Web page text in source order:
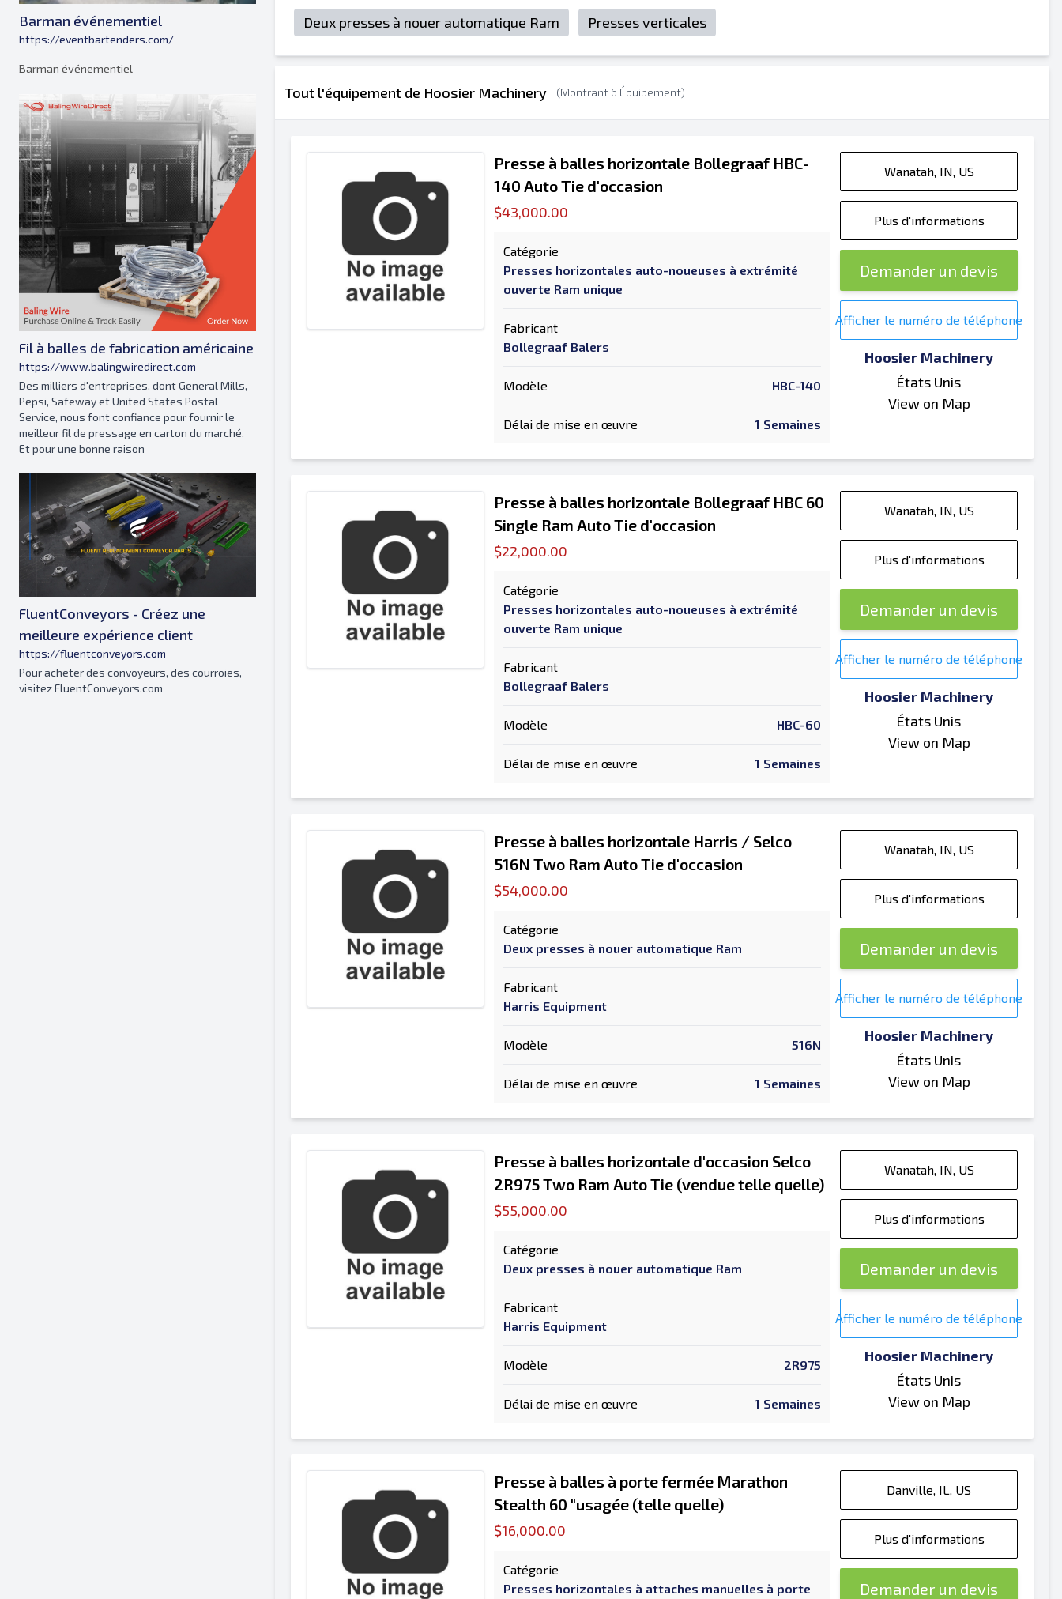
Barman événementiel
https://eventbartenders.com/
Barman événementiel
Fil à balles de fabrication américaine
https://www.balingwiredirect.com
Des milliers d'entreprises, dont General Mills,
Pepsi, Safeway et United States Postal
Service, nous font confiance pour fournir le
meilleur fil de pressage en carton du marché.
Et pour une bonne raison
FluentConveyors - Créez une
meilleure expérience client
https://fluentconveyors.com
Pour acheter des convoyeurs, des courroies,
visitez FluentConveyors.com
Deux presses à nouer automatique Ram Presses verticales
Tout l'équipement de Hoosier Machinery (Montrant 6 Équipement)
Presse à balles horizontale Bollegraaf HBC-
140 Auto Tie d'occasion
$43,000.00
Catégorie
Presses horizontales auto-noueuses à extrémité
ouverte Ram unique
Fabricant
Bollegraaf Balers
Modèle HBC-140
Délai de mise en œuvre 1 Semaines
Wanatah, IN, US
Plus d'informations
Demander un devis
Afficher le numéro de téléphone
Hoosier Machinery
États Unis
View on Map
Presse à balles horizontale Bollegraaf HBC 60
Single Ram Auto Tie d'occasion
$22,000.00
Catégorie
Presses horizontales auto-noueuses à extrémité
ouverte Ram unique
Fabricant
Bollegraaf Balers
Modèle HBC-60
Délai de mise en œuvre 1 Semaines
Wanatah, IN, US
Plus d'informations
Demander un devis
Afficher le numéro de téléphone
Hoosier Machinery
États Unis
View on Map
Presse à balles horizontale Harris / Selco
516N Two Ram Auto Tie d'occasion
$54,000.00
Catégorie
Deux presses à nouer automatique Ram
Fabricant
Harris Equipment
Modèle 516N
Délai de mise en œuvre 1 Semaines
Wanatah, IN, US
Plus d'informations
Demander un devis
Afficher le numéro de téléphone
Hoosier Machinery
États Unis
View on Map
Presse à balles horizontale d'occasion Selco
2R975 Two Ram Auto Tie (vendue telle quelle)
$55,000.00
Catégorie
Deux presses à nouer automatique Ram
Fabricant
Harris Equipment
Modèle 2R975
Délai de mise en œuvre 1 Semaines
Wanatah, IN, US
Plus d'informations
Demander un devis
Afficher le numéro de téléphone
Hoosier Machinery
États Unis
View on Map
Presse à balles à porte fermée Marathon
Stealth 60 "usagée (telle quelle)
$16,000.00
Catégorie
Presses horizontales à attaches manuelles à porte
Danville, IL, US
Plus d'informations
Demander un devis